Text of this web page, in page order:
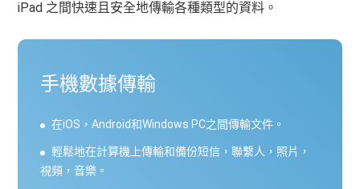
iPad 之間快速且安全地傳輸各種類型的資料。
手機數據傳輸
在iOS，Android和Windows PC之間傳輸文件。
輕鬆地在計算機上傳輸和備份短信，聯繫人，照片，
視頻，音樂。